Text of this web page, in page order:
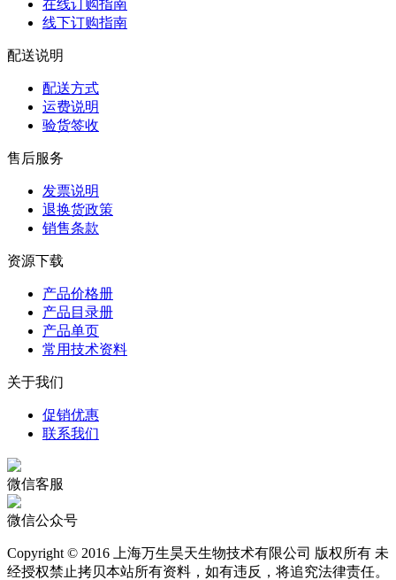
在线订购指南
线下订购指南
配送说明
配送方式
运费说明
验货签收
售后服务
发票说明
退换货政策
销售条款
资源下载
产品价格册
产品目录册
产品单页
常用技术资料
关于我们
促销优惠
联系我们
微信客服
微信公众号
Copyright © 2016 上海万生昊天生物技术有限公司 版权所有 未
经授权禁止拷贝本站所有资料，如有违反，将追究法律责任。